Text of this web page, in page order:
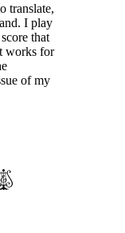
translate,
I play
that
works for
of my